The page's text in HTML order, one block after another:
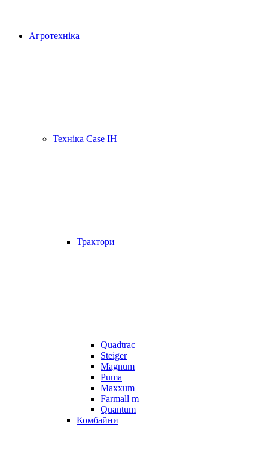
Агротехніка
Техніка Case IH
Трактори
Quadtrac
Steiger
Magnum
Puma
Maxxum
Farmall m
Quantum
Комбайни